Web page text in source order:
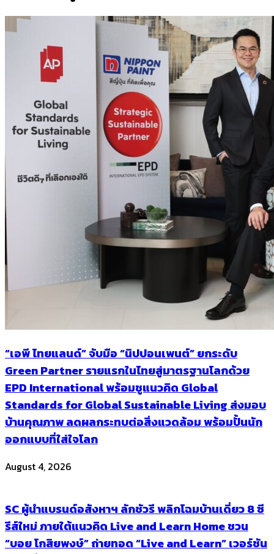
“เอพี ไทยแลนด์” จับมือ “นิปปอนเพนต์” ยกระดับ
Green Partner รายแรกในไทยสู่มาตรฐานโลกด้วย
EPD International พร้อมชูแนวคิด Global
Standards for Global Sustainable Living ส่งมอบ
บ้านคุณภาพ ลดผลกระทบต่อสิ่งแวดล้อม พร้อมปั้นนัก
ออกแบบที่ใส่ใจโลก
August 4, 2026
SC ผู้นำแบรนด์อสังหาฯ ลักชัวรี พลิกโฉมบ้านเดี่ยว 8 ซี
รีส์ใหม่ ภายใต้แนวคิด Live and Learn Home ชวน
“บอย โกสิยพงษ์” ถ่ายทอด “Live and Learn” เวอร์ชัน